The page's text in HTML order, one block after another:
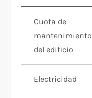
Cuota de
mantenimiento
del edificio
Electricidad